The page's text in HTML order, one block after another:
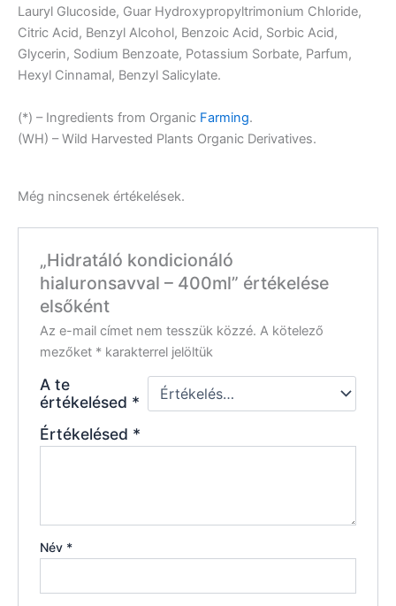
Lauryl Glucoside, Guar Hydroxypropyltrimonium Chloride,
Citric Acid, Benzyl Alcohol, Benzoic Acid, Sorbic Acid,
Glycerin, Sodium Benzoate, Potassium Sorbate, Parfum,
Hexyl Cinnamal, Benzyl Salicylate.
(*) – Ingredients from Organic Farming.
(WH) – Wild Harvested Plants Organic Derivatives.
Még nincsenek értékelések.
„Hidratáló kondicionáló
hialuronsavval – 400ml” értékelése
elsőként
Az e-mail címet nem tesszük közzé. A kötelező
mezőket * karakterrel jelöltük
A te
értékelésed *
Értékelésed *
Név *